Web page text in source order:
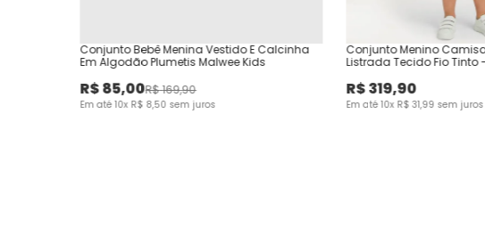
Conjunto Bebê Menina Vestido E Calcinha
Em Algodão Plumetis Malwee Kids
R$85,00R$169,90
Em até10x R$ 8,50 sem juros
Conjunto Menino
Listrada Tecido Fio Tinto
R$319,90
Em até10x R$ 31,99 sem juros